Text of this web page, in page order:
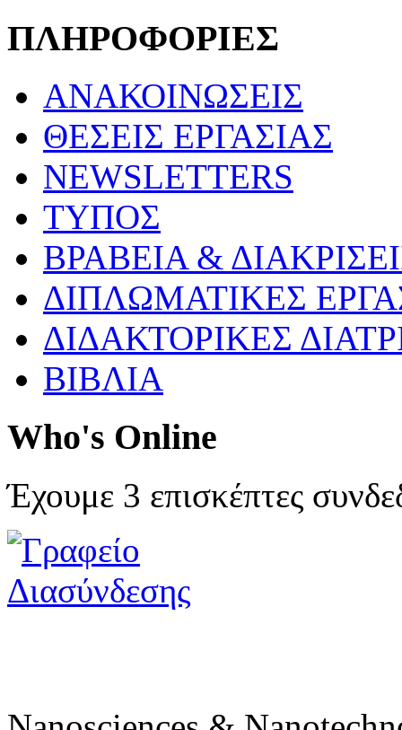
ΠΛΗΡΟΦΟΡΙΕΣ
ΑΝΑΚΟΙΝΩΣΕΙΣ
ΘΕΣΕΙΣ ΕΡΓΑΣΙΑΣ
NEWSLETTERS
ΤΥΠΟΣ
ΒΡΑΒΕΙΑ &
ΔΙΠΛΩΜΑΤΙΚΕΣ
ΔΙΔΑΚΤΟΡΙΚΕΣ
ΒΙΒΛΙΑ
Who's Online
Έχουμε 3 επισκέπτες